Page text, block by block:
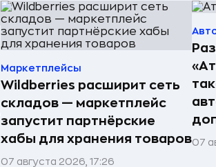
Маркетплейсы
Wildberries расширит сеть
складов — маркетплейс
запустит партнёрские
хабы для хранения товаров
07 августа 2026, 17:26
07